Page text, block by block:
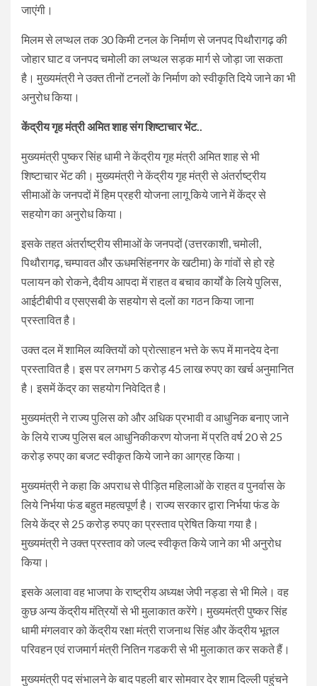
जाएंगी।
मिलम से लप्थल तक 30 किमी टनल के निर्माण से जनपद पिथौरागढ़ की
जोहार घाट व जनपद चमोली का लप्थल सड़क मार्ग से जोड़ा जा सकता
है। मुख्यमंत्री ने उक्त तीनों टनलों के निर्माण को स्वीकृति दिये जाने का भी
अनुरोध किया।
केंद्रीय गृह मंत्री अमित शाह संग शिष्टाचार भेंट..
मुख्यमंत्री पुष्कर सिंह धामी ने केंद्रीय गृह मंत्री अमित शाह से भी
शिष्टाचार भेंट की। मुख्यमंत्री ने केंद्रीय गृह मंत्री से अंतर्राष्ट्रीय
सीमाओं के जनपदों में हिम प्रहरी योजना लागू किये जाने में केंद्र से
सहयोग का अनुरोध किया।
इसके तहत अंतर्राष्ट्रीय सीमाओं के जनपदों (उत्तरकाशी, चमोली,
पिथौरागढ़, चम्पावत और ऊधमसिंहनगर के खटीमा) के गांवों से हो रहे
पलायन को रोकने, दैवीय आपदा में राहत व बचाव कार्यों के लिये पुलिस,
आईटीबीपी व एसएसबी के सहयोग से दलों का गठन किया जाना
प्रस्तावित है।
उक्त दल में शामिल व्यक्तियों को प्रोत्साहन भत्ते के रूप में मानदेय देना
प्रस्तावित है। इस पर लगभग 5 करोड़ 45 लाख रुपए का खर्च अनुमानित
है। इसमें केंद्र का सहयोग निवेदित है।
मुख्यमंत्री ने राज्य पुलिस को और अधिक प्रभावी व आधुनिक बनाए जाने
के लिये राज्य पुलिस बल आधुनिकीकरण योजना में प्रति वर्ष 20 से 25
करोड़ रुपए का बजट स्वीकृत किये जाने का आग्रह किया।
मुख्यमंत्री ने कहा कि अपराध से पीड़ित महिलाओं के राहत व पुनर्वास के
लिये निर्भया फंड बहुत महत्वपूर्ण है। राज्य सरकार द्वारा निर्भया फंड के
लिये केंद्र से 25 करोड़ रुपए का प्रस्ताव प्रेषित किया गया है।
मुख्यमंत्री ने उक्त प्रस्ताव को जल्द स्वीकृत किये जाने का भी अनुरोध
किया।
इसके अलावा वह भाजपा के राष्ट्रीय अध्यक्ष जेपी नड्डा से भी मिले। वह
कुछ अन्‍य केंद्रीय मंत्रियों से भी मुलाकात करेंगे। मुख्यमंत्री पुष्कर सिंह
धामी मंगलवार को केंद्रीय रक्षा मंत्री राजनाथ सिंह और केंद्रीय भूतल
परिवहन एवं राजमार्ग मंत्री नितिन गडकरी से भी मुलाकात कर सकते हैं।
मुख्यमंत्री पद संभालने के बाद पहली बार सोमवार देर शाम दिल्ली पहुंचने